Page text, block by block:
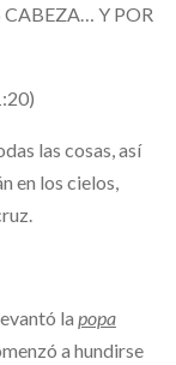
CABEZA… Y POR
las cosas, así
en los cielos,
la popa
a hundirse